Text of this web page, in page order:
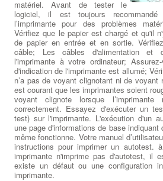
matériel. Avant de tester le
logiciel, il est toujours
l’imprimante pour des problèmes
Vérifiez que le papier est chargé et qu'il
de papier en entrée et en sortie.
câble; Les câbles d'alimentation et
l'imprimante à votre ordinateur;
d'indication de l'imprimante est allumé;
n’a pas de voyant clignotant ni de voyant
est courant que les imprimantes soient
voyant clignote lorsque
correctement. Essayez d'exécuter un
test) sur l'imprimante. L'exécution d'un
une page d'informations de base indiquant
même fonctionne. Votre manuel
instructions pour imprimer un autotest.
imprimante n'imprime pas d'autotest, il
existe un défaut ou une configuration
imprimante.